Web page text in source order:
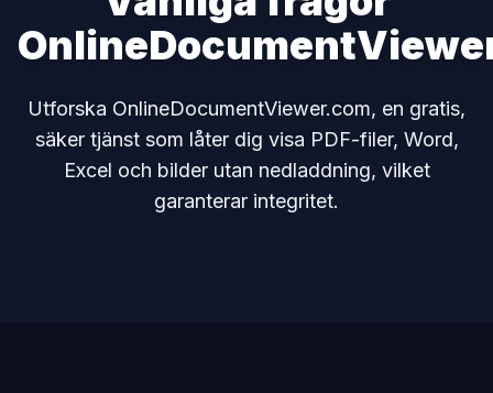
Utforska OnlineDocumentViewer.com, en gratis,
säker tjänst som låter dig visa PDF-filer, Word,
Excel och bilder utan nedladdning, vilket
garanterar integritet.